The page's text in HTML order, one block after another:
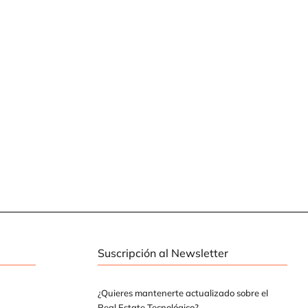
Suscripción al Newsletter
¿Quieres mantenerte actualizado sobre el